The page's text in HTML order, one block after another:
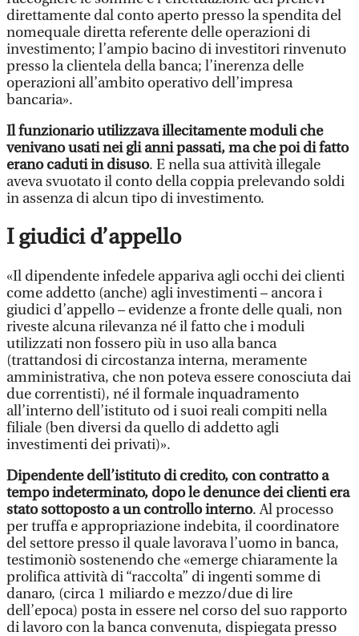
direttamente dal conto aperto presso la spendita del
nomequale diretta referente delle operazioni di
investimento; l’ampio bacino di investitori rinvenuto
presso la clientela della banca; l’inerenza delle
operazioni all’ambito operativo dell’impresa
bancaria».
Il funzionario utilizzava illecitamente moduli che
venivano usati nei gli anni passati, ma che poi di fatto
erano caduti in disuso. E nella sua attività illegale
aveva svuotato il conto della coppia prelevando soldi
in assenza di alcun tipo di investimento.
I giudici d’appello
«Il dipendente infedele appariva agli occhi dei clienti
come addetto (anche) agli investimenti – ancora i
giudici d’appello – evidenze a fronte delle quali, non
riveste alcuna rilevanza né il fatto che i moduli
utilizzati non fossero più in uso alla banca
(trattandosi di circostanza interna, meramente
amministrativa, che non poteva essere conosciuta dai
due correntisti), né il formale inquadramento
all’interno dell’istituto od i suoi reali compiti nella
filiale (ben diversi da quello di addetto agli
investimenti dei privati)».
Dipendente dell’istituto di credito, con contratto a
tempo indeterminato, dopo le denunce dei clienti era
stato sottoposto a un controllo interno. Al processo
per truffa e appropriazione indebita, il coordinatore
del settore presso il quale lavorava l’uomo in banca,
testimoniò sostenendo che «emerge chiaramente la
prolifica attività di “raccolta” di ingenti somme di
danaro, (circa 1 miliardo e mezzo/due di lire
dell’epoca) posta in essere nel corso del suo rapporto
di lavoro con la banca convenuta, dispiegata presso